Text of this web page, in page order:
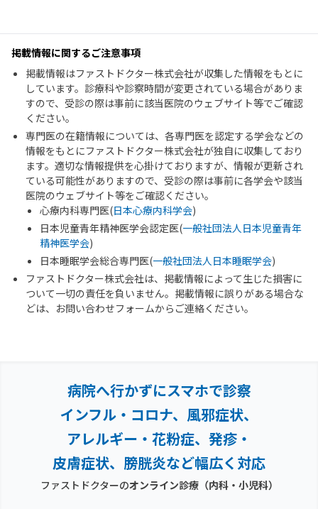
掲載情報に関するご注意事項
掲載情報はファストドクター株式会社が収集した情報をもとに
しています。診療科や診察時間が変更されている場合がありま
すので、受診の際は事前に該当医院のウェブサイト等でご確認
ください。
専門医の在籍情報については、各専門医を認定する学会などの
情報をもとにファストドクター株式会社が独自に収集しており
ます。適切な情報提供を心掛けておりますが、情報が更新され
ている可能性がありますので、受診の際は事前に各学会や該当
医院のウェブサイト等をご確認ください。
心療内科専門医(日本心療内科学会)
日本児童青年精神医学会認定医(一般社団法人日本児童青年
精神医学会)
日本睡眠学会総合専門医(一般社団法人日本睡眠学会)
ファストドクター株式会社は、掲載情報によって生じた損害に
ついて一切の責任を負いません。掲載情報に誤りがある場合な
どは、お問い合わせフォームからご連絡ください。
病院へ行かずにスマホで診察
インフル・コロナ、風邪症状、
アレルギー・花粉症、 発疹・
皮膚症状、膀胱炎など幅広く対応
ファストドクターのオンライン診療（内科・小児科）